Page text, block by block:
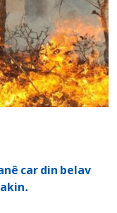
car din belav